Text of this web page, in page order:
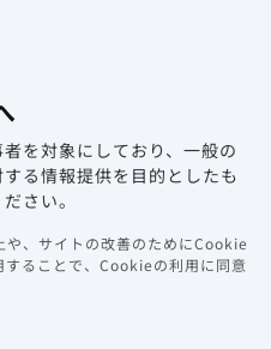
19入院患者の
症Ⅱ・重症と腎機
おもと会グループ
名誉教授 藤田
科大学医学部臨
を対象にしており、 一般の
る情報提供を目的としたも
さい。
や、サイトの改善のためにCookie
することで、Cookieの利用に同意